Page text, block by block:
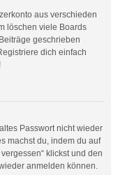
aus verschieden
löschen viele Boards
geschrieben
dich einfach
Passwort nicht wieder
machst du, indem du auf
klickst und den
anmelden können.